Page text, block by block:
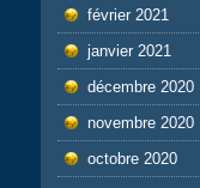
février 2021
janvier 2021
décembre 2020
novembre 2020
octobre 2020